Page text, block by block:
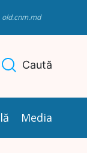
old.cnm.md
Caută
Media